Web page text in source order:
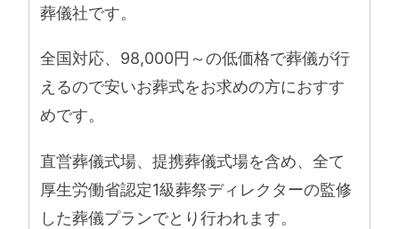
葬儀社です。
全国対応、98,000円～の低価格で葬儀が行
えるので安いお葬式をお求めの方におすす
めです。
直営葬儀式場、提携葬儀式場を含め、全て
厚生労働省認定1級葬祭ディレクターの監修
した葬儀プランでとり行われます。